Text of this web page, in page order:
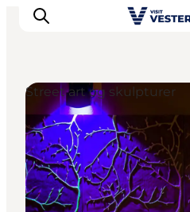
Det sker
Oplevelser
Vores Byer
Mad & Overnatning
Street art og skulpturer